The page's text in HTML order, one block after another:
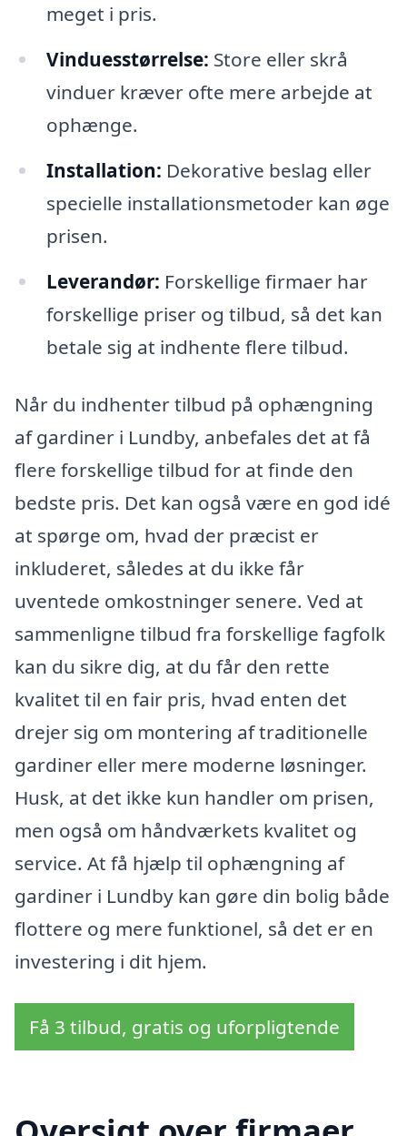
meget i pris.
Vinduesstørrelse: Store eller skrå
vinduer kræver ofte mere arbejde at
ophænge.
Installation: Dekorative beslag eller
specielle installationsmetoder kan øge
prisen.
Leverandør: Forskellige firmaer har
forskellige priser og tilbud, så det kan
betale sig at indhente flere tilbud.
Når du indhenter tilbud på ophængning
af gardiner i Lundby, anbefales det at få
flere forskellige tilbud for at finde den
bedste pris. Det kan også være en god idé
at spørge om, hvad der præcist er
inkluderet, således at du ikke får
uventede omkostninger senere. Ved at
sammenligne tilbud fra forskellige fagfolk
kan du sikre dig, at du får den rette
kvalitet til en fair pris, hvad enten det
drejer sig om montering af traditionelle
gardiner eller mere moderne løsninger.
Husk, at det ikke kun handler om prisen,
men også om håndværkets kvalitet og
service. At få hjælp til ophængning af
gardiner i Lundby kan gøre din bolig både
flottere og mere funktionel, så det er en
investering i dit hjem.
Få 3 tilbud, gratis og uforpligtende